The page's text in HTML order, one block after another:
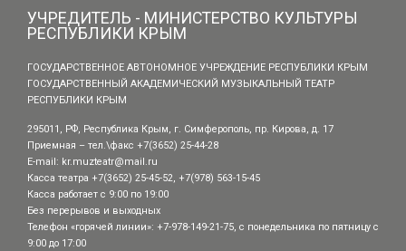
УЧРЕДИТЕЛЬ - МИНИСТЕРСТВО КУЛЬТУРЫ
РЕСПУБЛИКИ КРЫМ
ГОСУДАРСТВЕННОЕ АВТОНОМНОЕ УЧРЕЖДЕНИЕ РЕСПУБЛИКИ КРЫМ
ГОСУДАРСТВЕННЫЙ АКАДЕМИЧЕСКИЙ МУЗЫКАЛЬНЫЙ ТЕАТР
РЕСПУБЛИКИ КРЫМ
295011, РФ, Республика Крым, г. Симферополь, пр. Кирова, д. 17
Приемная – тел.\факс +7(3652) 25-44-28
E-mail: kr.muzteatr@mail.ru
Касса театра +7(3652) 25-45-52, +7(978) 563-15-45
Касса работает с 9:00 по 19:00
Без перерывов и выходных
Телефон «горячей линии»: +7-978-149-21-75, с понедельника по пятницу с
9:00 до 17:00